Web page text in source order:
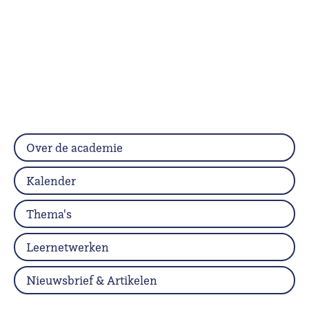
Over de academie
Kalender
Thema's
Leernetwerken
Nieuwsbrief & Artikelen